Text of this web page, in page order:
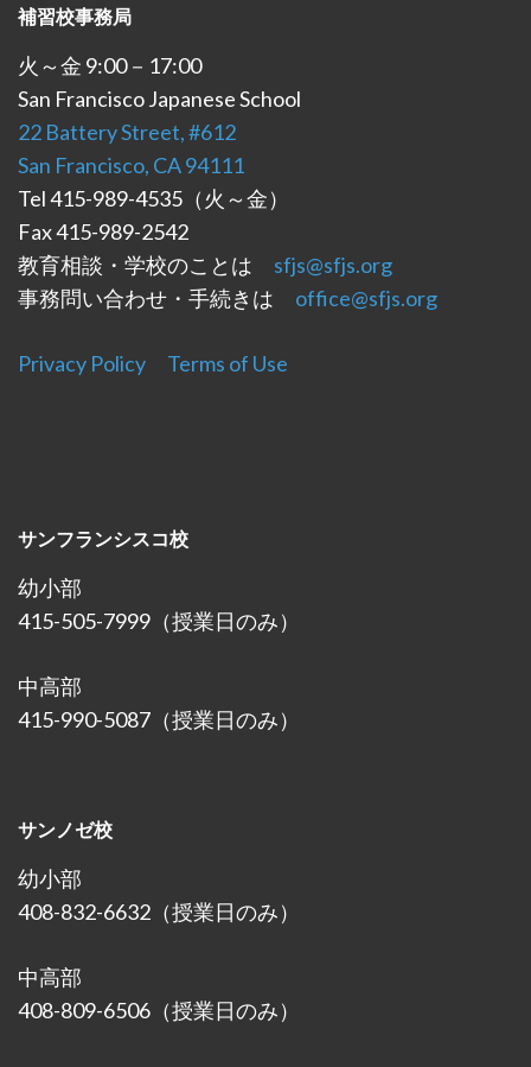
シ
ョ
ン
補習校事務局
火～金 9:00－17:00
San Francisco Japanese School
22 Battery Street, #612
San Francisco, CA 94111
Tel 415-989-4535（火～金）
Fax 415-989-2542
教育相談・学校のことは sfjs@sfjs.org
事務問い合わせ・手続きは office@sfjs.org
Privacy Policy Terms of Use
サンフランシスコ校
幼小部
415-505-7999（授業日のみ）
中高部
415-990-5087（授業日のみ）
サンノゼ校
幼小部
408-832-6632（授業日のみ）
中高部
408-809-6506（授業日のみ）